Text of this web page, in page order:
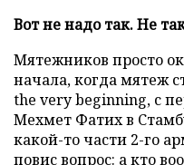
Вот не надо так. Не
Мятежников просто
начала, когда мятеж
the very beginning, с
Мехмет Фатих в
какой-то части 2-го
повис вопрос: а кто